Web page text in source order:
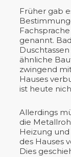
Früher gab
genannt.
ähnliche
zwingend
Hauses
ist heute
Allerdings
die
Heizung
des Hauses
Dies